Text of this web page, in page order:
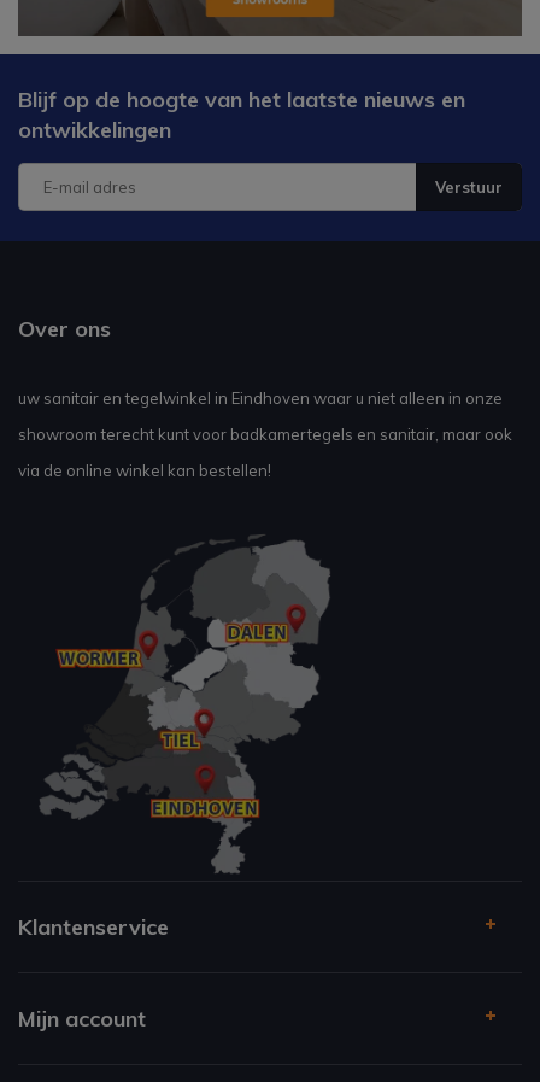
Blijf op de hoogte van het laatste nieuws en
ontwikkelingen
Verstuur
Over ons
uw sanitair en tegelwinkel in Eindhoven waar u niet alleen in onze
showroom terecht kunt voor badkamertegels en sanitair, maar ook
via de online winkel kan bestellen!
Klantenservice
Mijn account